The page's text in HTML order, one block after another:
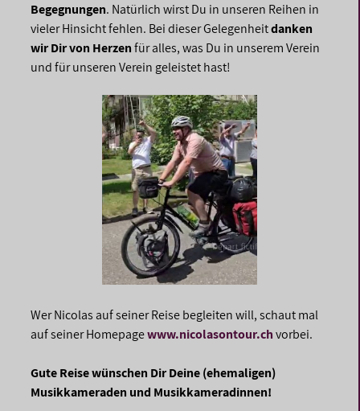
Begegnungen. Natürlich wirst Du in unseren Reihen in
vieler Hinsicht fehlen. Bei dieser Gelegenheitdanken
wir Dir von Herzenfür alles, was Du in unserem Verein
und für unseren Verein geleistet hast!
Wer Nicolas auf seiner Reise begleiten will, schaut mal
auf seiner Homepagewww.nicolasontour.chvorbei.
Gute Reise wünschen Dir Deine (ehemaligen)
Musikkameraden und Musikkameradinnen!